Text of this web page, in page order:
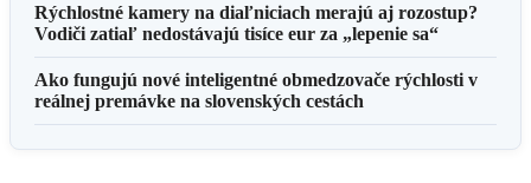
Rýchlostné kamery na diaľniciach merajú aj rozostup?
Vodiči zatiaľ nedostávajú tisíce eur za „lepenie sa“
Ako fungujú nové inteligentné obmedzovače rýchlosti v
reálnej premávke na slovenských cestách